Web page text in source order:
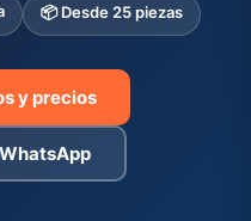
📦 Desde 25 piezas
y precios